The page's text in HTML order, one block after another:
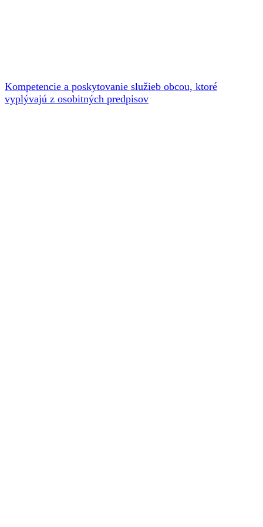
Kompetencie a poskytovanie služieb obcou, ktoré
vyplývajú z osobitných predpisov